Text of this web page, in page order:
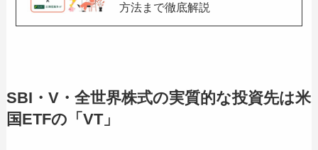
方法まで徹底解説
SBI・V・全世界株式の実質的な投資先は米
国ETFの「VT」